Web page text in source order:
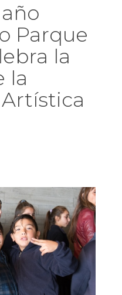
Parque
la
la